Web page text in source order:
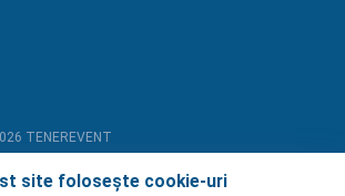
site folosește cookie-uri
TENEREVENT